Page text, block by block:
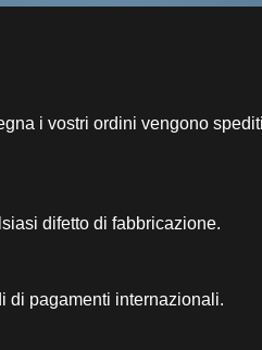
i vostri ordini vengono
difetto di fabbricazione.
di pagamenti internazionali.